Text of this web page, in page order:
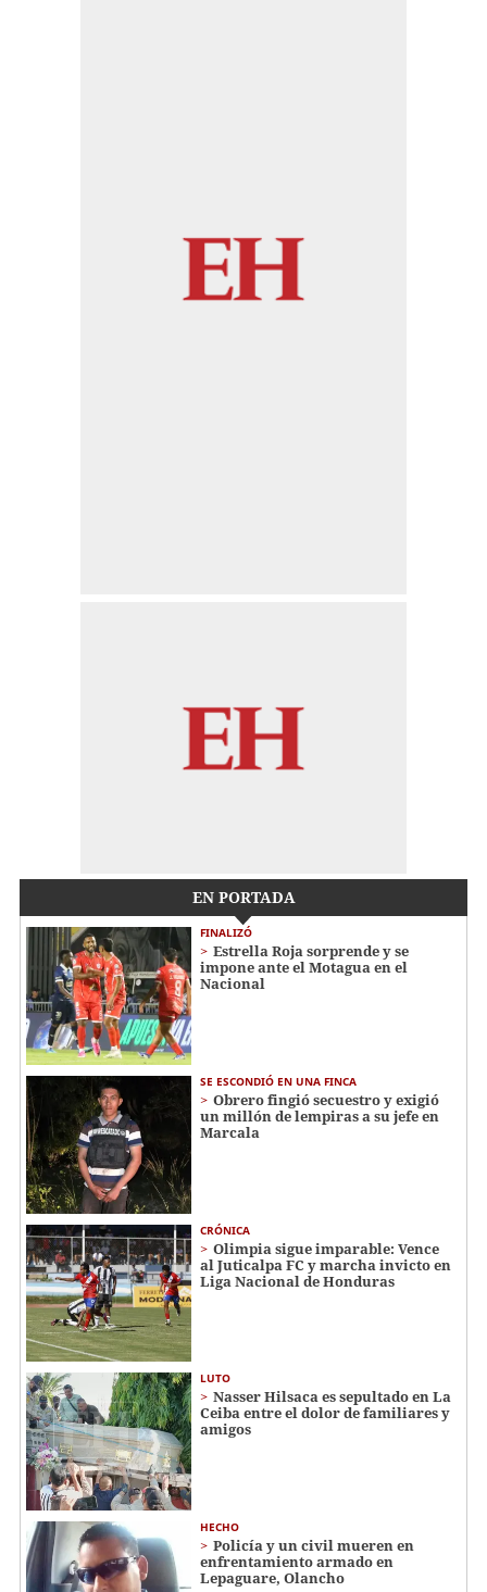
EN PORTADA
FINALIZÓ
Estrella Roja sorprende y se
impone ante el Motagua en el
Nacional
SE ESCONDIÓ EN UNA FINCA
Obrero fingió secuestro y exigió
un millón de lempiras a su jefe en
Marcala
CRÓNICA
Olimpia sigue imparable: Vence
al Juticalpa FC y marcha invicto en
Liga Nacional de Honduras
LUTO
Nasser Hilsaca es sepultado en La
Ceiba entre el dolor de familiares y
amigos
HECHO
Policía y un civil mueren en
enfrentamiento armado en
Lepaguare, Olancho